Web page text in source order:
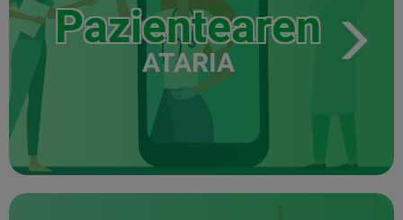
Pazientearen
ATARIA